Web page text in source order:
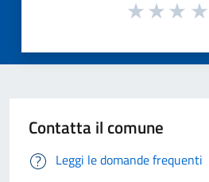
Contatta il comune
Leggi le domande frequenti